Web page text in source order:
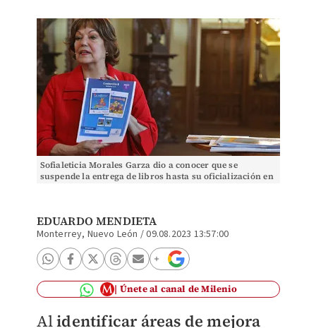
Sofialeticia Morales Garza dio a conocer que se
suspende la entrega de libros hasta su oficialización en
EDUARDO MENDIETA
Monterrey, Nuevo León /09.08.2023 13:57:00
Únete al canal de Milenio
Alidentificar áreas de mejora